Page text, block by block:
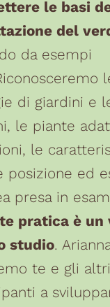
le basi
del
da esempi
di giardini e
le piante
le
posizione ed
presa in
pratica è un
studio.
te e gli altri
a